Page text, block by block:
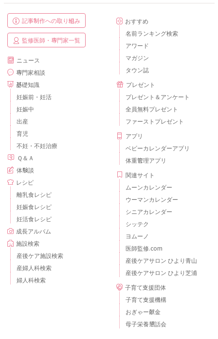
記事制作への取り組み
監修医師・専門家一覧
ニュース
専門家相談
基礎知識
妊娠前・妊活
妊娠中
出産
育児
不妊・不妊治療
Ｑ＆Ａ
体験談
レシピ
離乳食レシピ
妊娠食レシピ
妊活食レシピ
成長アルバム
施設検索
産後ケア施設検索
産婦人科検索
婦人科検索
おすすめ
名前ランキング検索
アワード
マガジン
タウン誌
プレゼント
プレゼント＆アンケート
全員無料プレゼント
ファーストプレゼント
アプリ
ベビーカレンダーアプリ
体重管理アプリ
関連サイト
ムーンカレンダー
ウーマンカレンダー
シニアカレンダー
シッテク
ヨムーノ
医師監修.com
産後ケアサロン ひより青山
産後ケアサロン ひより芝浦
子育て支援団体
子育て支援機構
おぎゃー献金
母子栄養懇話会